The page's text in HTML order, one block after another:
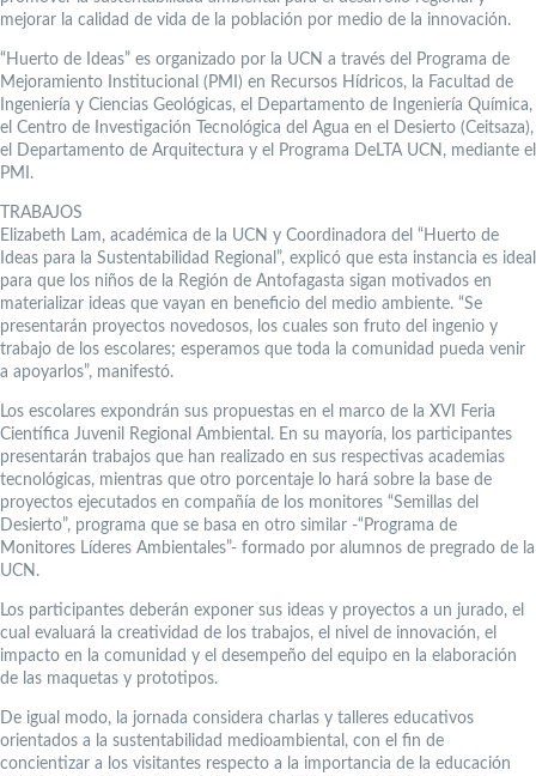
mejorar la calidad de vida de la población por medio de la innovación.
“Huerto de Ideas” es organizado por la UCN a través del Programa de
Mejoramiento Institucional (PMI) en Recursos Hídricos, la Facultad de
Ingeniería y Ciencias Geológicas, el Departamento de Ingeniería Química,
el Centro de Investigación Tecnológica del Agua en el Desierto (Ceitsaza),
el Departamento de Arquitectura y el Programa DeLTA UCN, mediante el
PMI.
TRABAJOS
Elizabeth Lam, académica de la UCN y Coordinadora del “Huerto de
Ideas para la Sustentabilidad Regional”, explicó que esta instancia es ideal
para que los niños de la Región de Antofagasta sigan motivados en
materializar ideas que vayan en beneficio del medio ambiente. “Se
presentarán proyectos novedosos, los cuales son fruto del ingenio y
trabajo de los escolares; esperamos que toda la comunidad pueda venir
a apoyarlos”, manifestó.
Los escolares expondrán sus propuestas en el marco de la XVI Feria
Científica Juvenil Regional Ambiental. En su mayoría, los participantes
presentarán trabajos que han realizado en sus respectivas academias
tecnológicas, mientras que otro porcentaje lo hará sobre la base de
proyectos ejecutados en compañía de los monitores “Semillas del
Desierto”, programa que se basa en otro similar -“Programa de
Monitores Líderes Ambientales”- formado por alumnos de pregrado de la
UCN.
Los participantes deberán exponer sus ideas y proyectos a un jurado, el
cual evaluará la creatividad de los trabajos, el nivel de innovación, el
impacto en la comunidad y el desempeño del equipo en la elaboración
de las maquetas y prototipos.
De igual modo, la jornada considera charlas y talleres educativos
orientados a la sustentabilidad medioambiental, con el fin de
concientizar a los visitantes respecto a la importancia de la educación